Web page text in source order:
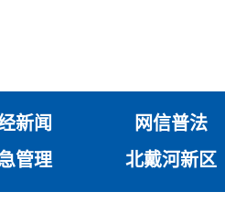
新闻
网信普法
管理 北戴河新区